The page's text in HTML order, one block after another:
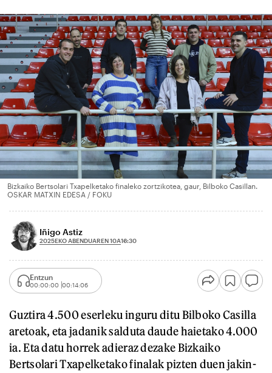
Bizkaiko Bertsolari Txapelketako finaleko zortzikotea, gaur, Bilboko Casillan.
OSKAR MATXIN EDESA / FOKU
Iñigo Astiz
2025EKO ABENDUAREN 10A16:30
Entzun
00:00:00 00:14:06
Guztira 4.500 eserleku inguru ditu Bilboko Casilla
aretoak, eta jadanik salduta daude haietako 4.000
ia. Eta datu horrek adieraz dezake Bizkaiko
Bertsolari Txapelketako finalak pizten duen jakin-